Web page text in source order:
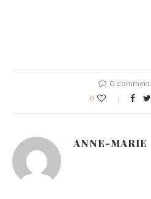
0 comment
0
ANNE-MARIE